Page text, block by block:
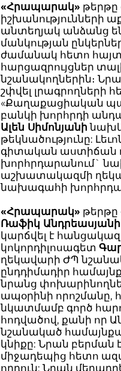
«Հրապարակ» թերթը
իշխանությունների
անտեղյակ անձանց են
մանկության
ժամանակ հետո
հարցազրույցներ
նշանակողներին։
շփվել լրագրողների
«Քաղաքացիական
բանկի խորհրդի
Ալեն Սիմոնյանի
թեկնածությունը:
գիտական աստիճան
խորհրդարանում`
աշխատակազմի
նախագահի
«Հրապարակ» թերթը
Ռաֆիկ Անդրեասյանի
կարճվել է
կոկորդիլոսագետ
ղեկավարի ԺՊ
ընդդիմադիր
նրանց
ապօրինի
նկատմամբ գործ
հոդվածով, քանի որ
նշանակած
կնիքը: Նրան բերման
միջադեպից հետո
որդուն: Նրան